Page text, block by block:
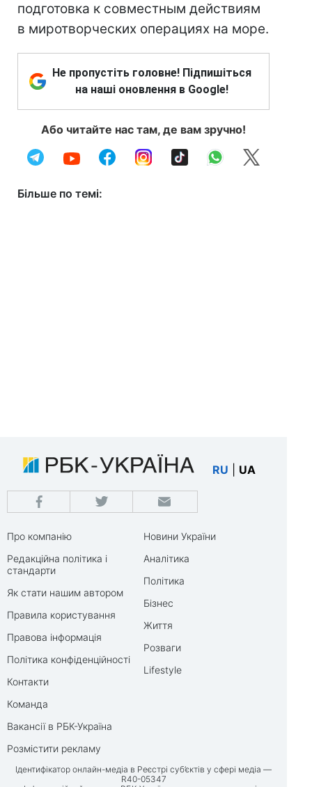
подготовка к совместным действиям
в миротворческих операциях на море.
Не пропустіть головне! Підпишіться
на наші оновлення в Google!
Або читайте нас там, де вам зручно!
Більше по темі:
RU UA
Про компанію
Редакційна політика і
стандарти
Як стати нашим автором
Правила користування
Правова інформація
Політика конфіденційності
Контакти
Команда
Вакансії в РБК-Україна
Розмістити рекламу
Новини України
Аналітика
Політика
Бізнес
Життя
Розваги
Lifestyle
Ідентифікатор онлайн-медіа в Реєстрі суб’єктів у сфері медіа —
R40-05347